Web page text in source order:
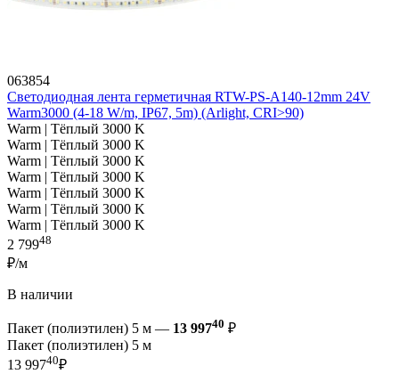
063854
Светодиодная лента герметичная RTW-PS-A140-12mm 24V
Warm3000 (4-18 W/m, IP67, 5m) (Arlight, CRI>90)
Warm | Тёплый 3000 K
Warm | Тёплый 3000 K
Warm | Тёплый 3000 K
Warm | Тёплый 3000 K
Warm | Тёплый 3000 K
Warm | Тёплый 3000 K
Warm | Тёплый 3000 K
2 79948
₽/м
В наличии
Пакет (полиэтилен) 5 м — 13 99740 ₽
Пакет (полиэтилен) 5 м
13 99740₽